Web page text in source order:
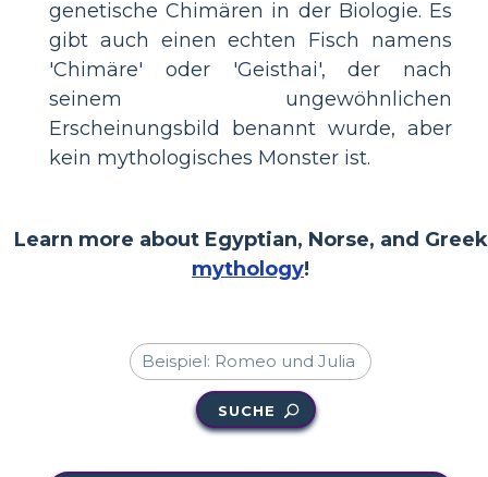
genetische Chimären in der Biologie. Es
gibt auch einen echten Fisch namens
'Chimäre' oder 'Geisthai', der nach
seinem ungewöhnlichen
Erscheinungsbild benannt wurde, aber
kein mythologisches Monster ist.
Learn more about Egyptian, Norse, and Greek
mythology!
SUCHE